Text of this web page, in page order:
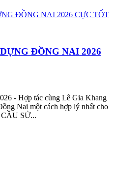
ĐỒNG NAI 2026
- Hợp tác cùng Lê Gia Khang
Nai một cách hợp lý nhất cho
SỬ...